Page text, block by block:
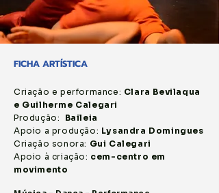
FICHA ARTÍSTICA
Criação e performance: Clara Bevilaqua
e Guilherme Calegari
Produção:
Baileia
Apoio a produção: Lysandra Domingues
Criação sonora: Gui Calegari
Apoio à criação: cem-centro em
movimento